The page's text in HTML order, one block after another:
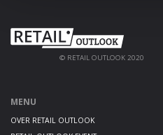
© RETAIL OUTLOOK 2020
MENU
OVER RETAIL OUTLOOK